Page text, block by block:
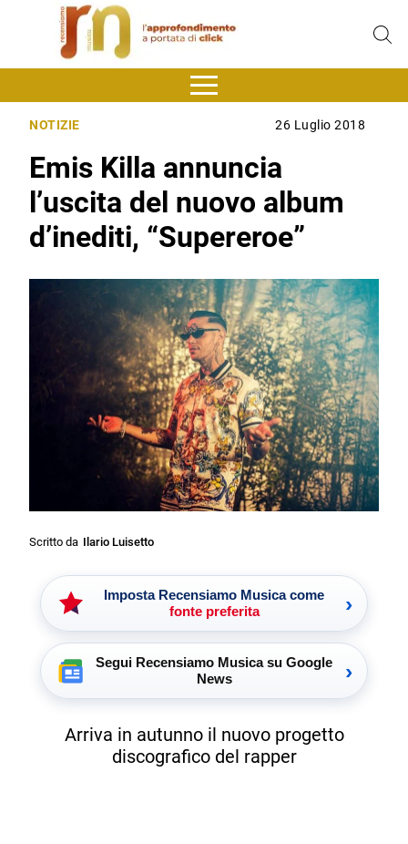
NOTIZIE 26 Luglio 2018
Emis Killa annuncia
l’uscita del nuovo album
d’inediti, “Supereroe”
Scritto da Ilario Luisetto
Imposta Recensiamo Musica come
fonte preferita
›
Segui Recensiamo Musica su Google
News
›
Arriva in autunno il nuovo progetto
discografico del rapper